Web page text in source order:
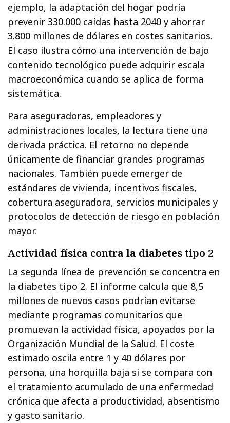
ejemplo, la adaptación del hogar podría
prevenir 330.000 caídas hasta 2040 y ahorrar
3.800 millones de dólares en costes sanitarios.
El caso ilustra cómo una intervención de bajo
contenido tecnológico puede adquirir escala
macroeconómica cuando se aplica de forma
sistemática.
Para aseguradoras, empleadores y
administraciones locales, la lectura tiene una
derivada práctica. El retorno no depende
únicamente de financiar grandes programas
nacionales. También puede emerger de
estándares de vivienda, incentivos fiscales,
cobertura aseguradora, servicios municipales y
protocolos de detección de riesgo en población
mayor.
Actividad física contra la diabetes tipo 2
La segunda línea de prevención se concentra en
la diabetes tipo 2. El informe calcula que 8,5
millones de nuevos casos podrían evitarse
mediante programas comunitarios que
promuevan la actividad física, apoyados por la
Organización Mundial de la Salud. El coste
estimado oscila entre 1 y 40 dólares por
persona, una horquilla baja si se compara con
el tratamiento acumulado de una enfermedad
crónica que afecta a productividad, absentismo
y gasto sanitario.